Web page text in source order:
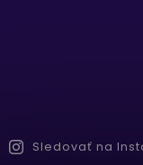
Sledovať na